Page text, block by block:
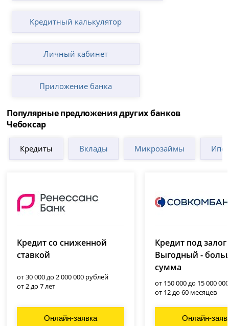
Кредитный калькулятор
Личный кабинет
Приложение банка
Популярные предложения других банков
Чебоксар
Кредиты Вклады Микрозаймы
(Ренессанс Кредит)
лицензия № 3354
Кредит со сниженной
ставкой
от 30 000 до 2 000 000 рублей
от 2 до 7 лет
Онлайн-заявка
лицензия № 963
Кредит под залог
Выгодный -
сумма
от 150 000 до 15 000
от 12 до 60 месяцев
Онлайн-